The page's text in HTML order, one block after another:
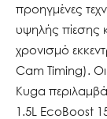
προηγμένες
υψηλής πίεσης
χρονισμό
Cam Timing). Οι
Kuga
1.5L EcoBoost